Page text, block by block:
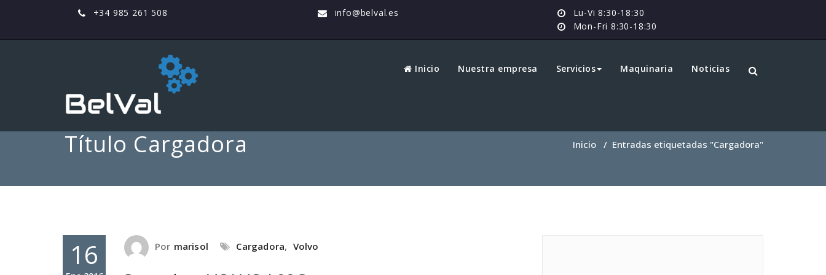
+34 985 261 508 info@belval.es
Lu-Vi 8:30-18:30
Mon-Fri 8:30-18:30
Inicio Nuestra empresa Servicios Maquinaria Noticias
Título Cargadora Inicio / Entradas etiquetadas "Cargadora"
16 Por marisol Cargadora, Volvo